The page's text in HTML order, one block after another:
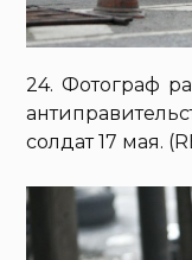
24. Фотограф
солдат 17 мая.